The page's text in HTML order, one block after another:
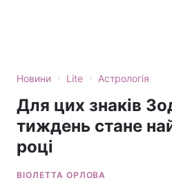
Новини › Lite › Астрологія
Для цих знаків
тиждень стане
році
ВІОЛЕТТА ОРЛОВА